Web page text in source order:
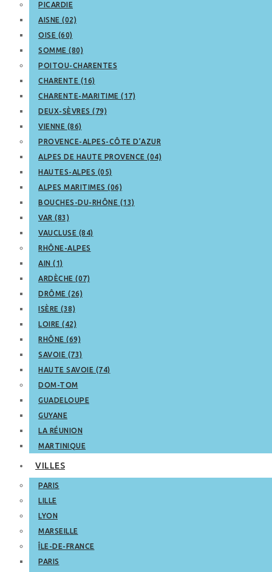
PICARDIE
AISNE (02)
OISE (60)
SOMME (80)
POITOU-CHARENTES
CHARENTE (16)
CHARENTE-MARITIME (17)
DEUX-SÈVRES (79)
VIENNE (86)
PROVENCE-ALPES-CÔTE D’AZUR
ALPES DE HAUTE PROVENCE (04)
HAUTES-ALPES (05)
ALPES MARITIMES (06)
BOUCHES-DU-RHÔNE (13)
VAR (83)
VAUCLUSE (84)
RHÔNE-ALPES
AIN (1)
ARDÈCHE (07)
DRÔME (26)
ISÈRE (38)
LOIRE (42)
RHÔNE (69)
SAVOIE (73)
HAUTE SAVOIE (74)
DOM-TOM
GUADELOUPE
GUYANE
LA RÉUNION
MARTINIQUE
VILLES
PARIS
LILLE
LYON
MARSEILLE
ÎLE-DE-FRANCE
PARIS